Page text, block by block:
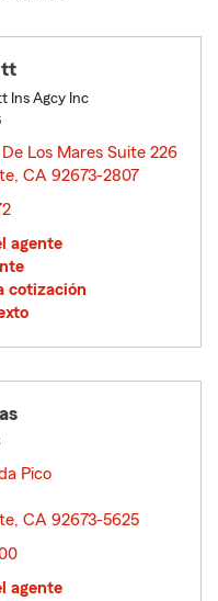
Ins Agcy Inc
Los Mares Suite 226
CA 92673-2807
agente
cotización
Pico
CA 92673-5625
agente